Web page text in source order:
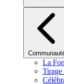
La
Tirage